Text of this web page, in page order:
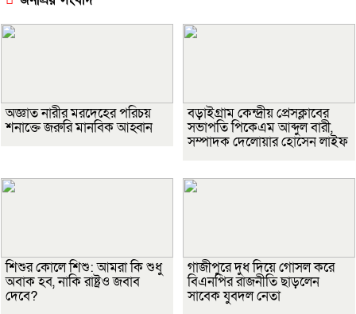
অজ্ঞাত নারীর মরদেহের পরিচয়
শনাক্তে জরুরি মানবিক আহ্বান
বড়াইগ্রাম কেন্দ্রীয় প্রেসক্লাবের
সভাপতি পিকেএম আব্দুল বারী,
সম্পাদক দেলোয়ার হোসেন লাইফ
শিশুর কোলে শিশু: আমরা কি শুধু
অবাক হব, নাকি রাষ্ট্রও জবাব
দেবে?
গাজীপুরে দুধ দিয়ে গোসল করে
বিএনপির রাজনীতি ছাড়লেন
সাবেক যুবদল নেতা